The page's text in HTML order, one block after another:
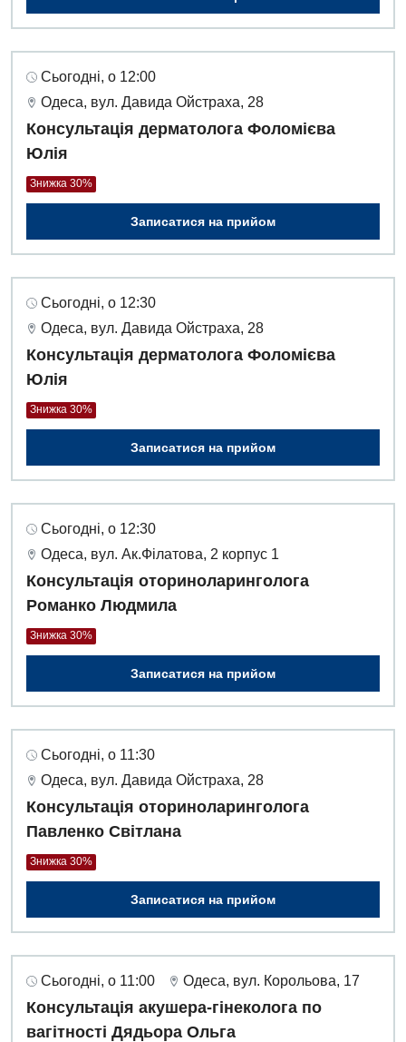
Сьогодні, о 12:00
Одеса, вул. Давида Ойстраха, 28
Консультація дерматолога Фоломієва
Юлія
Знижка 30%
Записатися на прийом
Сьогодні, о 12:30
Одеса, вул. Давида Ойстраха, 28
Консультація дерматолога Фоломієва
Юлія
Знижка 30%
Записатися на прийом
Сьогодні, о 12:30
Одеса, вул. Ак.Філатова, 2 корпус 1
Консультація оториноларинголога
Романко Людмила
Знижка 30%
Записатися на прийом
Сьогодні, о 11:30
Одеса, вул. Давида Ойстраха, 28
Консультація оториноларинголога
Павленко Світлана
Знижка 30%
Записатися на прийом
Сьогодні, о 11:00 Одеса, вул. Корольова, 17
Консультація акушера-гінеколога по
вагітності Дядьора Ольга